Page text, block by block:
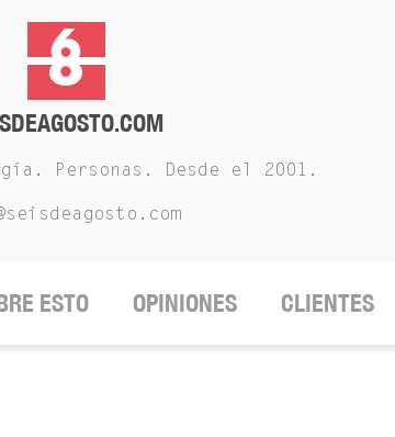
Personas. Desde el 2001.
ESTO OPINIONES CLIENTES